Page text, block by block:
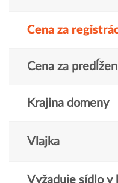
Cena za
Cena za
Krajina domeny
Vlajka
Vyžaduje sídlo v